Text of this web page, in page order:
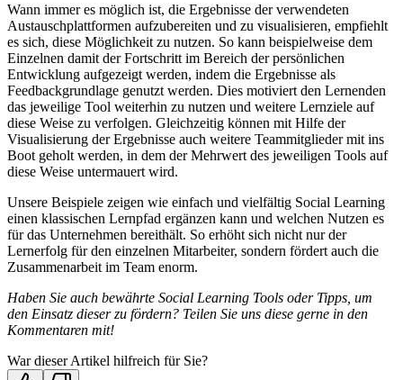
Wann immer es möglich ist, die Ergebnisse der verwendeten
Austauschplattformen aufzubereiten und zu visualisieren, empfiehlt
es sich, diese Möglichkeit zu nutzen. So kann beispielweise dem
Einzelnen damit der Fortschritt im Bereich der persönlichen
Entwicklung aufgezeigt werden, indem die Ergebnisse als
Feedbackgrundlage genutzt werden. Dies motiviert den Lernenden
das jeweilige Tool weiterhin zu nutzen und weitere Lernziele auf
diese Weise zu verfolgen. Gleichzeitig können mit Hilfe der
Visualisierung der Ergebnisse auch weitere Teammitglieder mit ins
Boot geholt werden, in dem der Mehrwert des jeweiligen Tools auf
diese Weise untermauert wird.
Unsere Beispiele zeigen wie einfach und vielfältig Social Learning
einen klassischen Lernpfad ergänzen kann und welchen Nutzen es
für das Unternehmen bereithält. So erhöht sich nicht nur der
Lernerfolg für den einzelnen Mitarbeiter, sondern fördert auch die
Zusammenarbeit im Team enorm.
Haben Sie auch bewährte Social Learning Tools oder Tipps, um
den Einsatz dieser zu fördern? Teilen Sie uns diese gerne in den
Kommentaren mit!
War dieser Artikel hilfreich für Sie?